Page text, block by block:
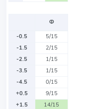
Ф
-0.5
5/15
-1.5
2/15
-2.5
1/15
-3.5
1/15
-4.5
0/15
+0.5
9/15
+1.5
14/15